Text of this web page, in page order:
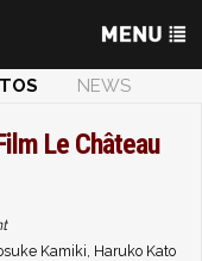
NEWS
Le Château
Kamiki, Haruko Kato